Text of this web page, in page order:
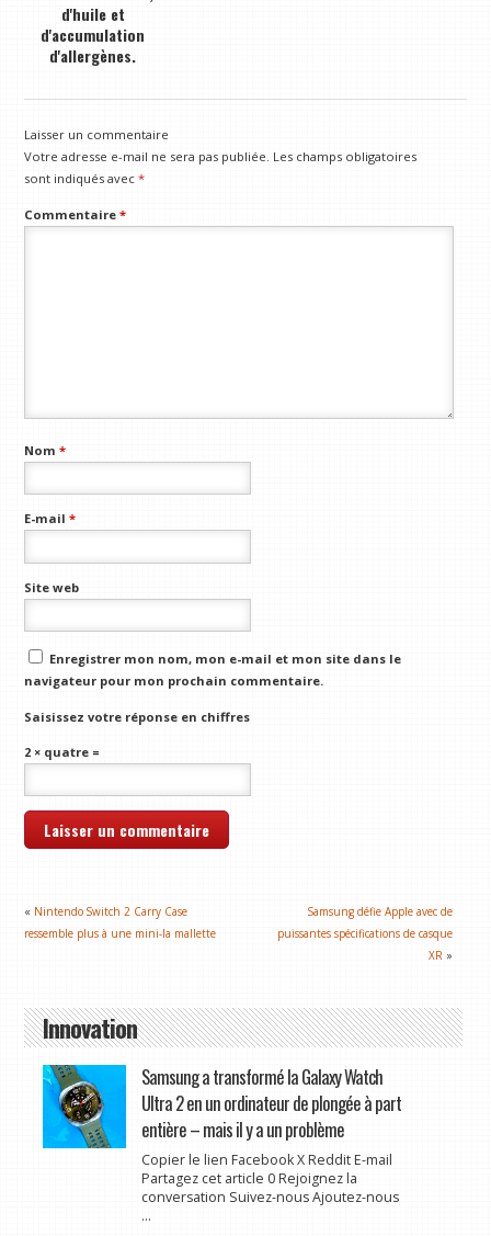
d'huile et
d'accumulation
d'allergènes.
Laisser un commentaire
Votre adresse e-mail ne sera pas publiée. Les champs obligatoires
sont indiqués avec*
Commentaire*
Nom*
E-mail*
Site web
Enregistrer mon nom, mon e-mail et mon site dans le
navigateur pour mon prochain commentaire.
Saisissez votre réponse en chiffres
2 × quatre =
« Nintendo Switch 2 Carry Case
ressemble plus à une mini-la mallette
Samsung défie Apple avec de
puissantes spécifications de casque
XR »
Innovation
Samsung a transformé la Galaxy Watch
Ultra 2 en un ordinateur de plongée à part
entière – mais il y a un problème
Copier le lien Facebook X Reddit E-mail
Partagez cet article 0 Rejoignez la
conversation Suivez-nous Ajoutez-nous
...